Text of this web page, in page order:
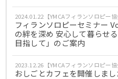
2024.01.22【YMCAフィランソロピー協
フィランソロピーセミナー
の絆を深め 安心して暮らせ
目指して」のご案内
2023.12.26【YMCAフィランソロピー協
おしごとカフェを開催しまし